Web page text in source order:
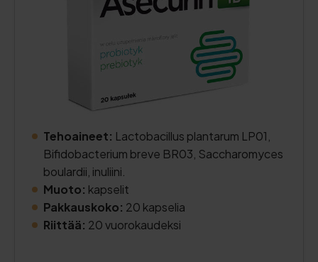
Tehoaineet: Lactobacillus plantarum LP01,
Bifidobacterium breve BR03, Saccharomyces
boulardii, inuliini.
Muoto: kapselit
Pakkauskoko: 20 kapselia
Riittää: 20 vuorokaudeksi